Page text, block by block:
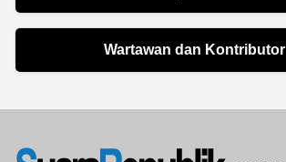
Wartawan dan Kontributor